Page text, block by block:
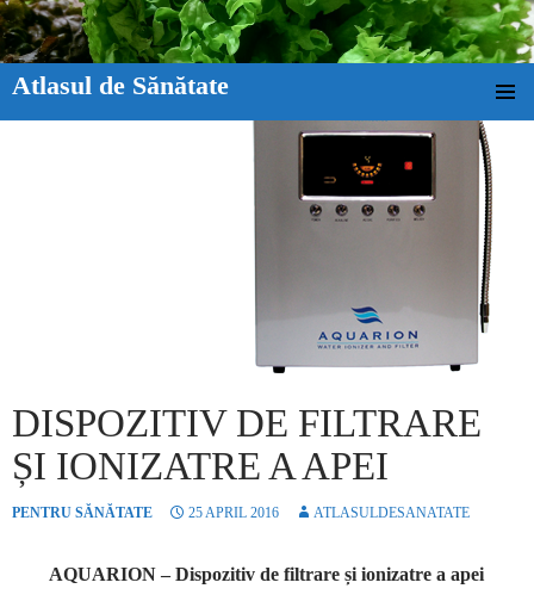
Atlasul de Sănătate
DISPOZITIV DE FILTRARE
ȘI IONIZATRE A APEI
PENTRU SĂNĂTATE 25 APRIL 2016 ATLASULDESANATATE
AQUARION – Dispozitiv de filtrare și ionizatre a apei